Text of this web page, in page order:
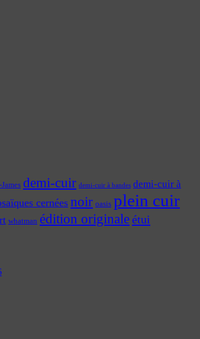
demi-cuir demi-cuir à bandes demi-cuir à
cernéesnoir oasis plein cuir
whatman édition originaleétui